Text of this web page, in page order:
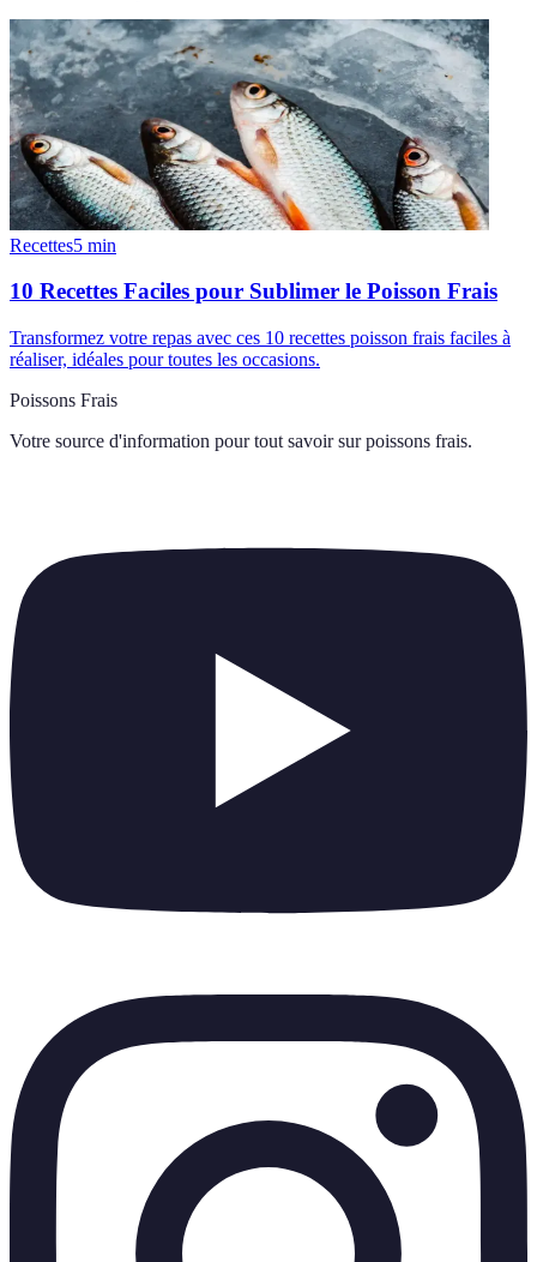
Recettes5 min
10 Recettes Faciles pour Sublimer le Poisson Frais
Transformez votre repas avec ces 10 recettes poisson frais faciles à
réaliser, idéales pour toutes les occasions.
Poissons Frais
Votre source d'information pour tout savoir sur poissons frais.